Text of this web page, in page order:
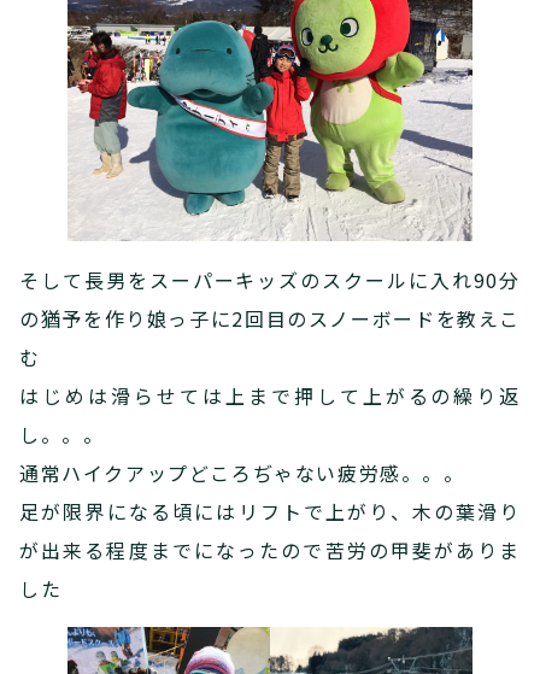
そして長男をスーパーキッズのスクールに入れ90分
の猶予を作り娘っ子に2回目のスノーボードを教えこ
む
はじめは滑らせては上まで押して上がるの繰り返
し。。。
通常ハイクアップどころぢゃない疲労感。。。
足が限界になる頃にはリフトで上がり、木の葉滑り
が出来る程度までになったので苦労の甲斐がありま
した